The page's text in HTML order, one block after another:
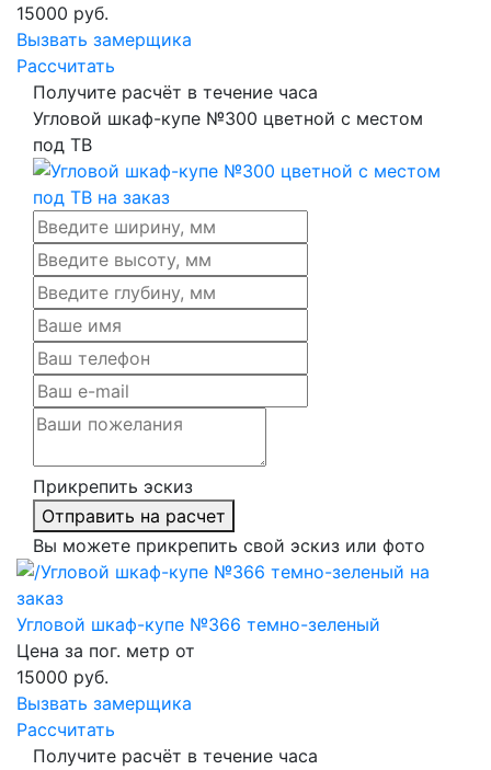
15000 руб.
Вызвать замерщика
Рассчитать
Получите расчёт в течение часа
Угловой шкаф-купе №300 цветной с местом
под ТВ
Прикрепить эскиз
Отправить на расчет
Вы можете прикрепить свой эскиз или фото
Угловой шкаф-купе №366 темно-зеленый
Цена за пог. метр от
15000 руб.
Вызвать замерщика
Рассчитать
Получите расчёт в течение часа